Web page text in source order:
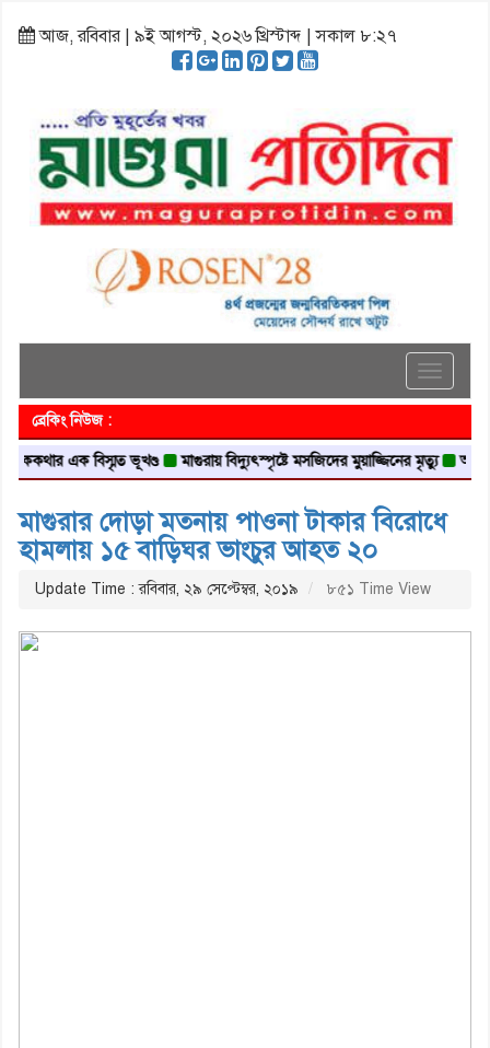
আজ, রবিবার | ৯ই আগস্ট, ২০২৬ খ্রিস্টাব্দ | সকাল ৮:২৭
Toggle
ব্রেকিং নিউজ :
এক বিস্মৃত ভূখণ্ড মাগুরায় বিদ্যুৎস্পৃষ্টে মসজিদের মুয়াজ্জিনের মৃত্যু আবৃত্তি
মাগুরার দোড়া মতনায় পাওনা টাকার বিরোধে
হামলায় ১৫ বাড়িঘর ভাংচুর আহত ২০
Update Time : রবিবার, ২৯ সেপ্টেম্বর, ২০১৯ ৮৫১ Time View